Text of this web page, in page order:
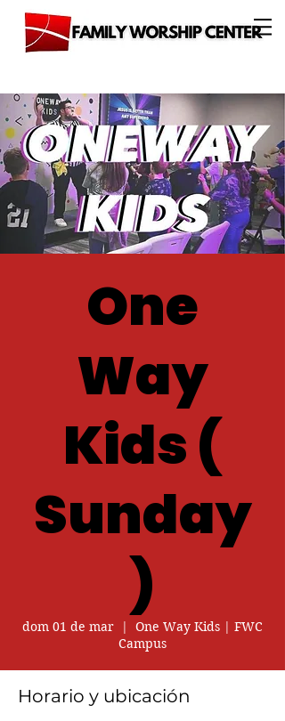
One
Way
Kids (
Sunday
)
dom 01 de mar
  |
One Way Kids | FWC
Campus
Horario y ubicación